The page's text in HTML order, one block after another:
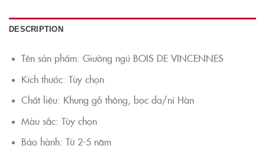
DESCRIPTION
Tên sản phẩm: Giường ngủ BOIS DE VINCENNES
Kích thước: Tùy chọn
Chất liệu: Khung gỗ thông, bọc da/nỉ Hàn
Màu sắc: Tùy chọn
Bảo hành: Từ 2-5 năm